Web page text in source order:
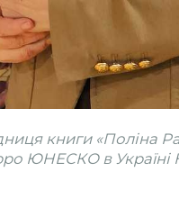
книги «Поліна
ЮНЕСКО в Україні